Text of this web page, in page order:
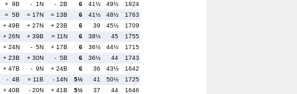
+ 9B - 1N - 2B 6 41½ 49½
1824
= 5B = 17N = 13B 6 41½ 48½
1763
+ 49B + 27N + 23B 6 39 45½
1709
+ 26N + 39B = 11N 6 38½ 45
1755
+ 24N - 5N + 17B 6 36½ 44½
1715
+ 23B + 30N - 5B 6 36½ 44
1743
+ 47B - 9N + 24B 6 36 43½
1642
- 4B = 11B - 14N 5½ 41 50½
1725
+ 40B - 20N + 41B 5½ 37 44
1646